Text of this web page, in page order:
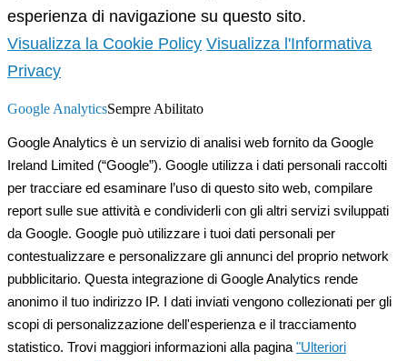
esperienza di navigazione su questo sito.
Visualizza la Cookie Policy Visualizza l'Informativa
Privacy
Google AnalyticsSempre Abilitato
Google Analytics è un servizio di analisi web fornito da Google
Ireland Limited (“Google”). Google utilizza i dati personali raccolti
per tracciare ed esaminare l’uso di questo sito web, compilare
report sulle sue attività e condividerli con gli altri servizi sviluppati
da Google. Google può utilizzare i tuoi dati personali per
contestualizzare e personalizzare gli annunci del proprio network
pubblicitario. Questa integrazione di Google Analytics rende
anonimo il tuo indirizzo IP. I dati inviati vengono collezionati per gli
scopi di personalizzazione dell'esperienza e il tracciamento
statistico. Trovi maggiori informazioni alla pagina"Ulteriori